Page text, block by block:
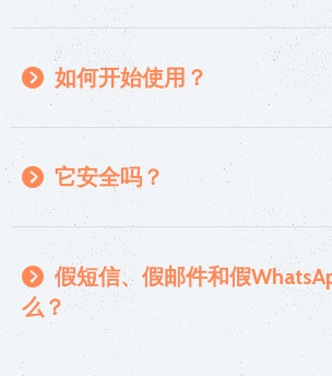
如何开始使用？
它安全吗？
假短信、假邮件和假
么？